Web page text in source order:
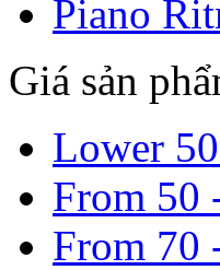
Piano
Giá sản
Lower
From 50
From 70